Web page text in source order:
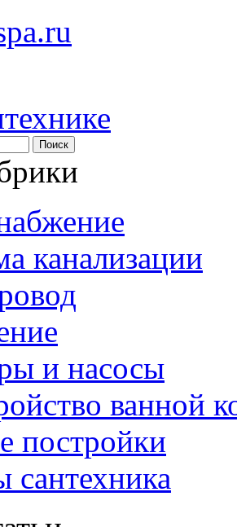
канализации
и насосы
ванной
постройки
сантехника